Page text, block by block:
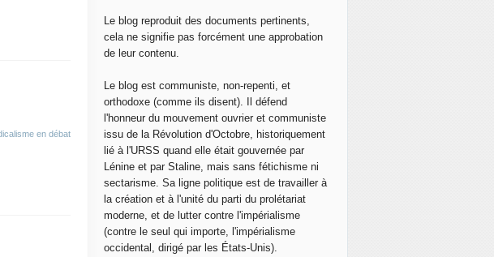
en débat
Le blog reproduit des documents pertinents,
cela ne signifie pas forcément une approbation
de leur contenu.
Le blog est communiste, non-repenti, et
orthodoxe (comme ils disent). Il défend
l'honneur du mouvement ouvrier et communiste
issu de la Révolution d'Octobre, historiquement
lié à l'URSS quand elle était gouvernée par
Lénine et par Staline, mais sans fétichisme ni
sectarisme. Sa ligne politique est de travailler à
la création et à l'unité du parti du prolétariat
moderne, et de lutter contre l'impérialisme
(contre le seul qui importe, l'impérialisme
occidental, dirigé par les États-Unis).